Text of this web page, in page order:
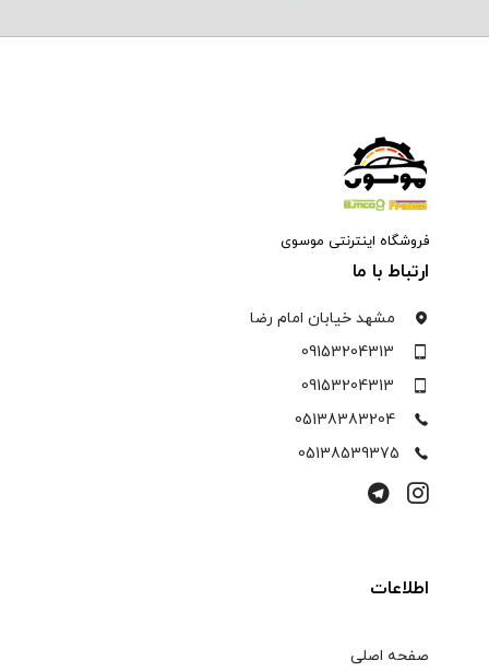
فروشگاه اینترنتی موسوی
ارتباط با ما
مشهد خیابان امام رضا
09153204313
09153204313
05138383204
05138539375
اطلاعات
صفحه اصلی